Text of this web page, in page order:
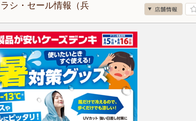
シ・セール情報（兵